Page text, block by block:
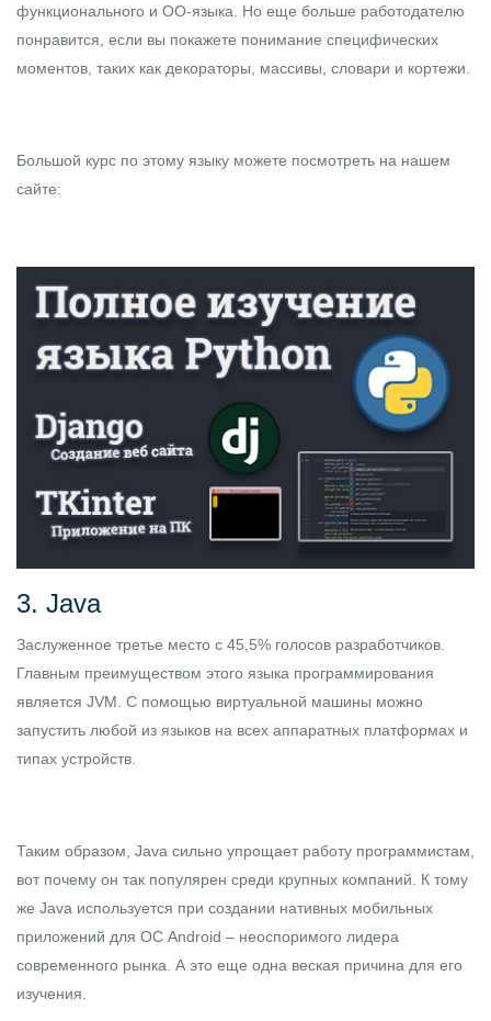
функционального и ОО-языка. Но еще больше работодателю
понравится, если вы покажете понимание специфических
моментов, таких как декораторы, массивы, словари и кортежи.
Большой курс по этому языку можете посмотреть на нашем
сайте:
3. Java
Заслуженное третье место с 45,5% голосов разработчиков.
Главным преимуществом этого языка программирования
является JVM. С помощью виртуальной машины можно
запустить любой из языков на всех аппаратных платформах и
типах устройств.
Таким образом, Java сильно упрощает работу программистам,
вот почему он так популярен среди крупных компаний. К тому
же Java используется при создании нативных мобильных
приложений для ОС Android – неоспоримого лидера
современного рынка. А это еще одна веская причина для его
изучения.